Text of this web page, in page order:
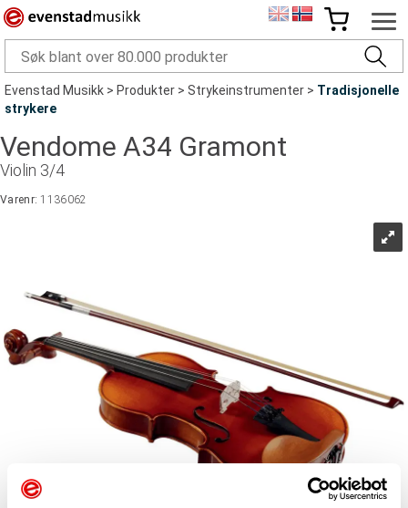
Evenstad Musikk>Produkter>Strykeinstrumenter>Tradisjonelle
strykere
Vendome A34 Gramont
Violin 3/4
Varenr:1136062